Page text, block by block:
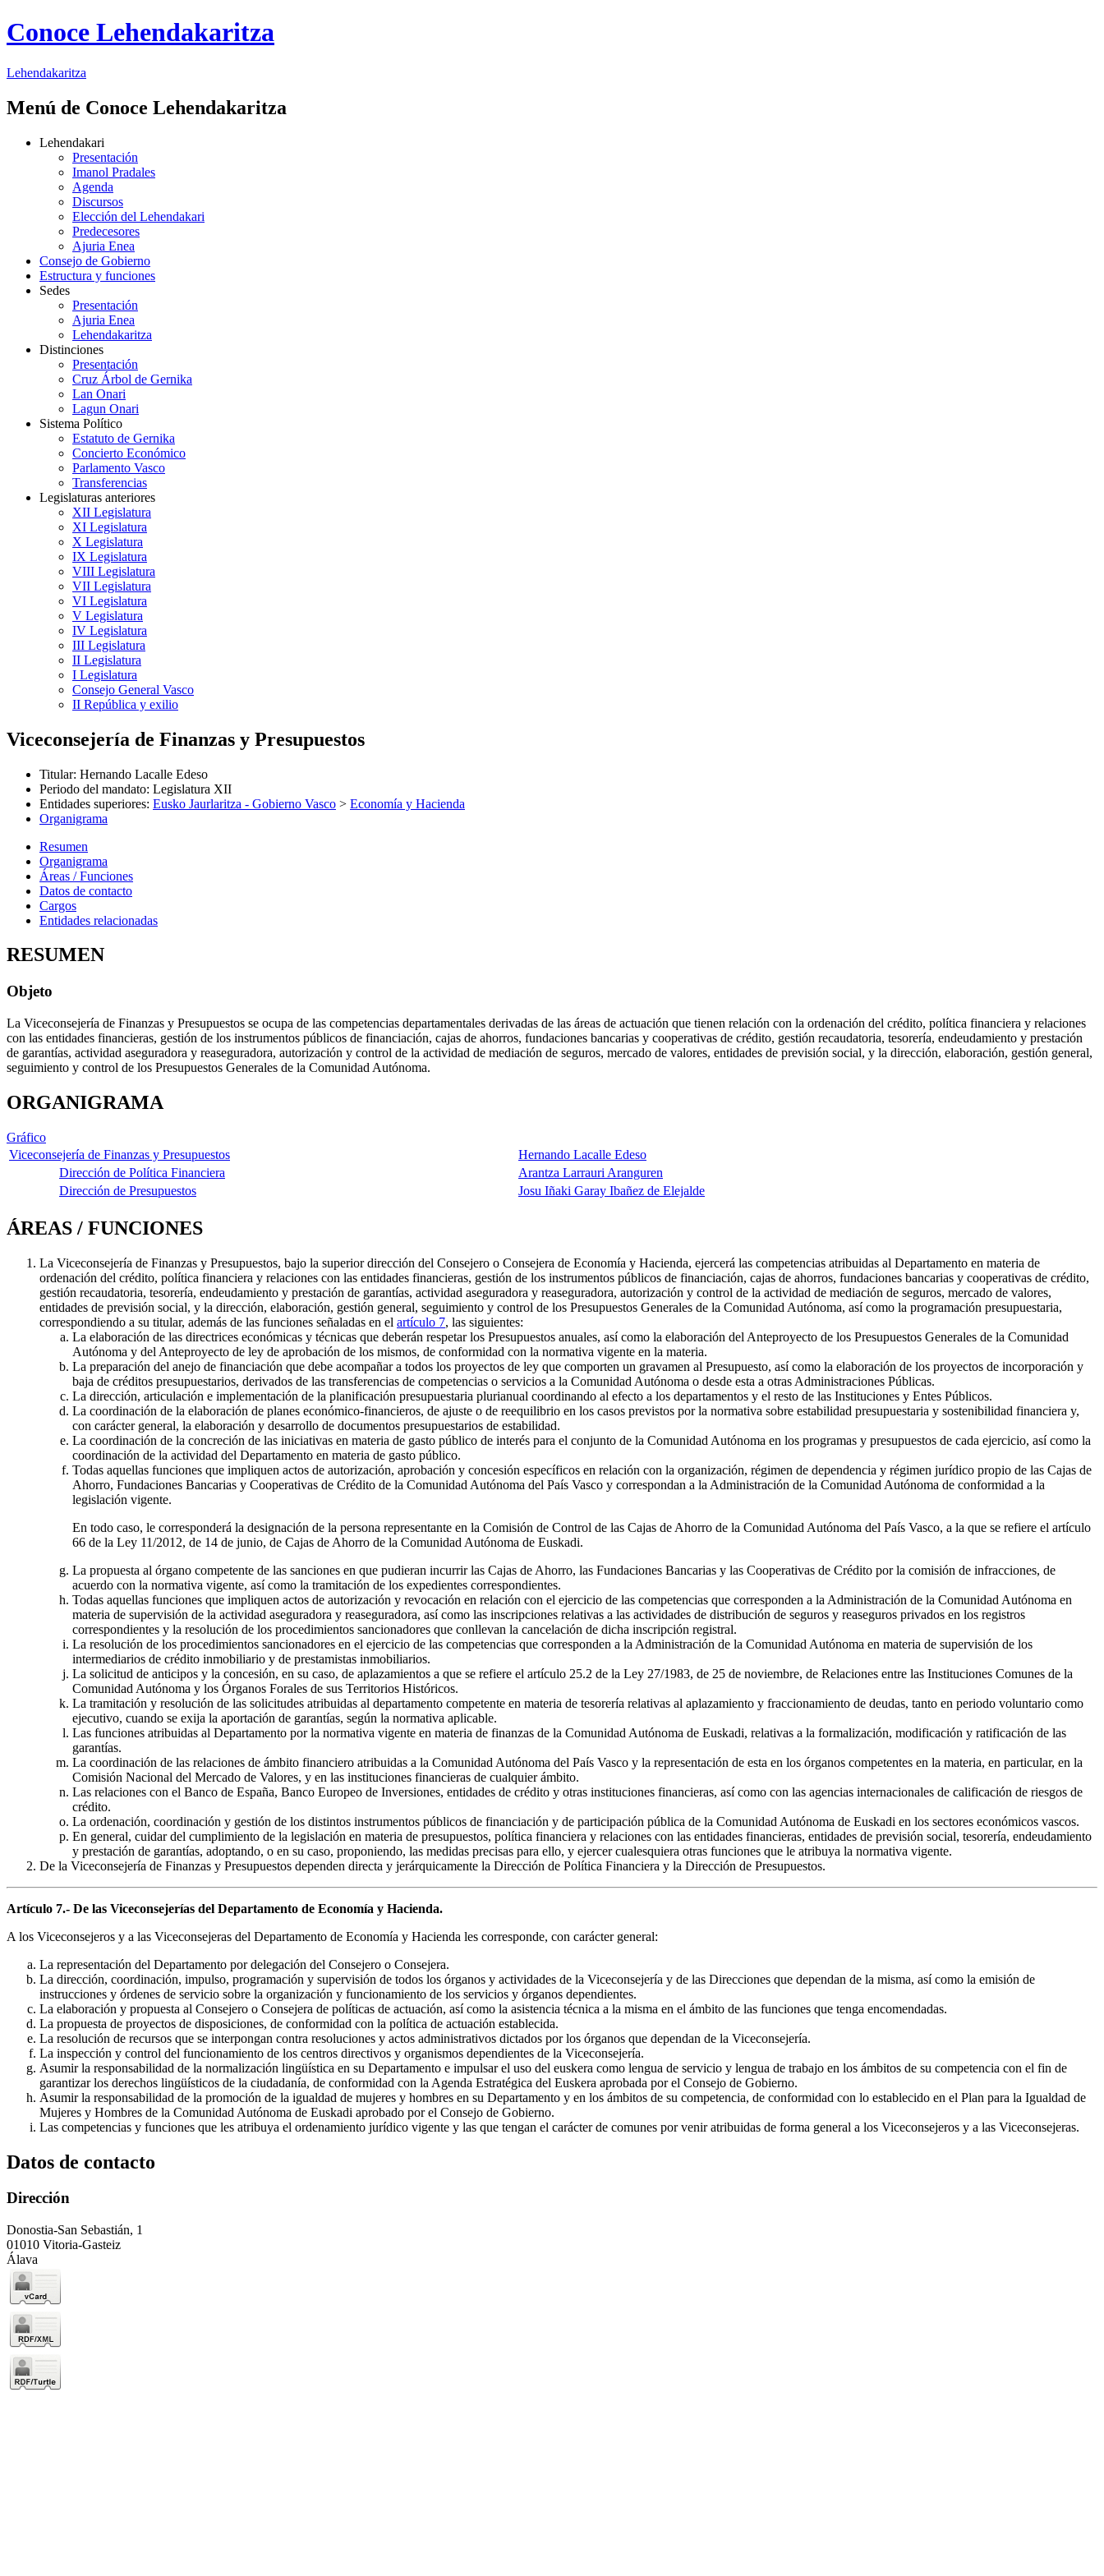
Conoce Lehendakaritza
Lehendakaritza
Menú de Conoce Lehendakaritza
Lehendakari
Presentación
Imanol Pradales
Agenda
Discursos
Elección del Lehendakari
Predecesores
Ajuria Enea
Consejo de Gobierno
Estructura y funciones
Sedes
Presentación
Ajuria Enea
Lehendakaritza
Distinciones
Presentación
Cruz Árbol de Gernika
Lan Onari
Lagun Onari
Sistema Político
Estatuto de Gernika
Concierto Económico
Parlamento Vasco
Transferencias
Legislaturas anteriores
XII Legislatura
XI Legislatura
X Legislatura
IX Legislatura
VIII Legislatura
VII Legislatura
VI Legislatura
V Legislatura
IV Legislatura
III Legislatura
II Legislatura
I Legislatura
Consejo General Vasco
II República y exilio
Viceconsejería de Finanzas y Presupuestos
Titular: Hernando Lacalle Edeso
Periodo del mandato: Legislatura XII
Entidades superiores: Eusko Jaurlaritza - Gobierno Vasco > Economía y Hacienda
Organigrama
Resumen
Organigrama
Áreas / Funciones
Datos de contacto
Cargos
Entidades relacionadas
RESUMEN
Objeto
La Viceconsejería de Finanzas y Presupuestos se ocupa de las competencias departamentales derivadas de las áreas de actuación que tienen relación con la ordenación del crédito, política financiera y relaciones
con las entidades financieras, gestión de los instrumentos públicos de financiación, cajas de ahorros, fundaciones bancarias y cooperativas de crédito, gestión recaudatoria, tesorería, endeudamiento y prestación
de garantías, actividad aseguradora y reaseguradora, autorización y control de la actividad de mediación de seguros, mercado de valores, entidades de previsión social, y la dirección, elaboración, gestión general,
seguimiento y control de los Presupuestos Generales de la Comunidad Autónoma.
ORGANIGRAMA
Gráfico
Viceconsejería de Finanzas y Presupuestos
Hernando Lacalle Edeso
Dirección de Política Financiera
Arantza Larrauri Aranguren
Dirección de Presupuestos
Josu Iñaki Garay Ibañez de Elejalde
ÁREAS / FUNCIONES
La Viceconsejería de Finanzas y Presupuestos, bajo la superior dirección del Consejero o Consejera de Economía y Hacienda, ejercerá las competencias atribuidas al Departamento en materia de
ordenación del crédito, política financiera y relaciones con las entidades financieras, gestión de los instrumentos públicos de financiación, cajas de ahorros, fundaciones bancarias y cooperativas de crédito,
gestión recaudatoria, tesorería, endeudamiento y prestación de garantías, actividad aseguradora y reaseguradora, autorización y control de la actividad de mediación de seguros, mercado de valores,
entidades de previsión social, y la dirección, elaboración, gestión general, seguimiento y control de los Presupuestos Generales de la Comunidad Autónoma, así como la programación presupuestaria,
correspondiendo a su titular, además de las funciones señaladas en el artículo 7, las siguientes:
La elaboración de las directrices económicas y técnicas que deberán respetar los Presupuestos anuales, así como la elaboración del Anteproyecto de los Presupuestos Generales de la Comunidad
Autónoma y del Anteproyecto de ley de aprobación de los mismos, de conformidad con la normativa vigente en la materia.
La preparación del anejo de financiación que debe acompañar a todos los proyectos de ley que comporten un gravamen al Presupuesto, así como la elaboración de los proyectos de incorporación y
baja de créditos presupuestarios, derivados de las transferencias de competencias o servicios a la Comunidad Autónoma o desde esta a otras Administraciones Públicas.
La dirección, articulación e implementación de la planificación presupuestaria plurianual coordinando al efecto a los departamentos y el resto de las Instituciones y Entes Públicos.
La coordinación de la elaboración de planes económico-financieros, de ajuste o de reequilibrio en los casos previstos por la normativa sobre estabilidad presupuestaria y sostenibilidad financiera y,
con carácter general, la elaboración y desarrollo de documentos presupuestarios de estabilidad.
La coordinación de la concreción de las iniciativas en materia de gasto público de interés para el conjunto de la Comunidad Autónoma en los programas y presupuestos de cada ejercicio, así como la
coordinación de la actividad del Departamento en materia de gasto público.
Todas aquellas funciones que impliquen actos de autorización, aprobación y concesión específicos en relación con la organización, régimen de dependencia y régimen jurídico propio de las Cajas de
Ahorro, Fundaciones Bancarias y Cooperativas de Crédito de la Comunidad Autónoma del País Vasco y correspondan a la Administración de la Comunidad Autónoma de conformidad a la
legislación vigente.
En todo caso, le corresponderá la designación de la persona representante en la Comisión de Control de las Cajas de Ahorro de la Comunidad Autónoma del País Vasco, a la que se refiere el artículo
66 de la Ley 11/2012, de 14 de junio, de Cajas de Ahorro de la Comunidad Autónoma de Euskadi.
La propuesta al órgano competente de las sanciones en que pudieran incurrir las Cajas de Ahorro, las Fundaciones Bancarias y las Cooperativas de Crédito por la comisión de infracciones, de
acuerdo con la normativa vigente, así como la tramitación de los expedientes correspondientes.
Todas aquellas funciones que impliquen actos de autorización y revocación en relación con el ejercicio de las competencias que corresponden a la Administración de la Comunidad Autónoma en
materia de supervisión de la actividad aseguradora y reaseguradora, así como las inscripciones relativas a las actividades de distribución de seguros y reaseguros privados en los registros
correspondientes y la resolución de los procedimientos sancionadores que conllevan la cancelación de dicha inscripción registral.
La resolución de los procedimientos sancionadores en el ejercicio de las competencias que corresponden a la Administración de la Comunidad Autónoma en materia de supervisión de los
intermediarios de crédito inmobiliario y de prestamistas inmobiliarios.
La solicitud de anticipos y la concesión, en su caso, de aplazamientos a que se refiere el artículo 25.2 de la Ley 27/1983, de 25 de noviembre, de Relaciones entre las Instituciones Comunes de la
Comunidad Autónoma y los Órganos Forales de sus Territorios Históricos.
La tramitación y resolución de las solicitudes atribuidas al departamento competente en materia de tesorería relativas al aplazamiento y fraccionamiento de deudas, tanto en periodo voluntario como
ejecutivo, cuando se exija la aportación de garantías, según la normativa aplicable.
Las funciones atribuidas al Departamento por la normativa vigente en materia de finanzas de la Comunidad Autónoma de Euskadi, relativas a la formalización, modificación y ratificación de las
garantías.
La coordinación de las relaciones de ámbito financiero atribuidas a la Comunidad Autónoma del País Vasco y la representación de esta en los órganos competentes en la materia, en particular, en la
Comisión Nacional del Mercado de Valores, y en las instituciones financieras de cualquier ámbito.
Las relaciones con el Banco de España, Banco Europeo de Inversiones, entidades de crédito y otras instituciones financieras, así como con las agencias internacionales de calificación de riesgos de
crédito.
La ordenación, coordinación y gestión de los distintos instrumentos públicos de financiación y de participación pública de la Comunidad Autónoma de Euskadi en los sectores económicos vascos.
En general, cuidar del cumplimiento de la legislación en materia de presupuestos, política financiera y relaciones con las entidades financieras, entidades de previsión social, tesorería, endeudamiento
y prestación de garantías, adoptando, o en su caso, proponiendo, las medidas precisas para ello, y ejercer cualesquiera otras funciones que le atribuya la normativa vigente.
De la Viceconsejería de Finanzas y Presupuestos dependen directa y jerárquicamente la Dirección de Política Financiera y la Dirección de Presupuestos.
Artículo 7.- De las Viceconsejerías del Departamento de Economía y Hacienda.
A los Viceconsejeros y a las Viceconsejeras del Departamento de Economía y Hacienda les corresponde, con carácter general:
La representación del Departamento por delegación del Consejero o Consejera.
La dirección, coordinación, impulso, programación y supervisión de todos los órganos y actividades de la Viceconsejería y de las Direcciones que dependan de la misma, así como la emisión de
instrucciones y órdenes de servicio sobre la organización y funcionamiento de los servicios y órganos dependientes.
La elaboración y propuesta al Consejero o Consejera de políticas de actuación, así como la asistencia técnica a la misma en el ámbito de las funciones que tenga encomendadas.
La propuesta de proyectos de disposiciones, de conformidad con la política de actuación establecida.
La resolución de recursos que se interpongan contra resoluciones y actos administrativos dictados por los órganos que dependan de la Viceconsejería.
La inspección y control del funcionamiento de los centros directivos y organismos dependientes de la Viceconsejería.
Asumir la responsabilidad de la normalización lingüística en su Departamento e impulsar el uso del euskera como lengua de servicio y lengua de trabajo en los ámbitos de su competencia con el fin de
garantizar los derechos lingüísticos de la ciudadanía, de conformidad con la Agenda Estratégica del Euskera aprobada por el Consejo de Gobierno.
Asumir la responsabilidad de la promoción de la igualdad de mujeres y hombres en su Departamento y en los ámbitos de su competencia, de conformidad con lo establecido en el Plan para la Igualdad de
Mujeres y Hombres de la Comunidad Autónoma de Euskadi aprobado por el Consejo de Gobierno.
Las competencias y funciones que les atribuya el ordenamiento jurídico vigente y las que tengan el carácter de comunes por venir atribuidas de forma general a los Viceconsejeros y a las Viceconsejeras.
Datos de contacto
Dirección
Donostia-San Sebastián, 1
01010 Vitoria-Gasteiz
Álava